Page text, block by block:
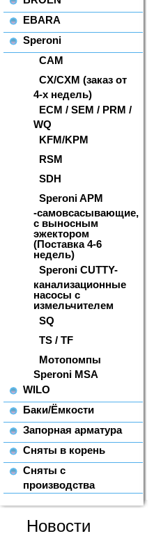
EBARA
Speroni
CAM
CX/CXM (заказ от
4-х недель)
ECM / SEM / PRM /
WQ
KFM/KPM
RSM
SDH
Speroni APM
-самовсасывающие,
с выносным
эжектором
(Поставка 4-6
недель)
Speroni CUTTY-
канализационные
насосы с
измельчителем
SQ
TS / TF
Мотопомпы
Speroni MSA
WILO
Баки/Ёмкости
Запорная арматура
Сняты в корень
Сняты с
производства
Новости